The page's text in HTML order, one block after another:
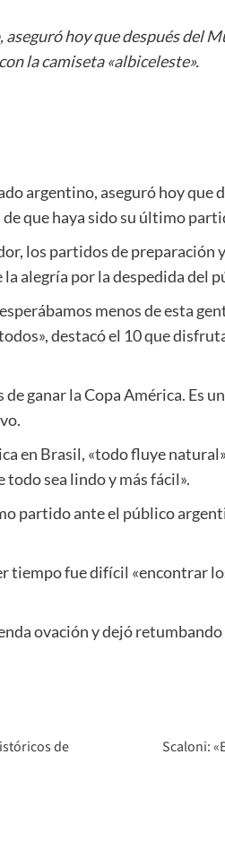
hoy que después del
la camiseta «albiceleste».
argentino, aseguró hoy que
que haya sido su último
los partidos de
la alegría por la despedida del
menos de esta
destacó el 10 que
ganar la Copa América. Es
en Brasil, «todo fluye
todo sea lindo y más fácil».
partido ante el público
fue difícil «encontrar
ovación y dejó
de
Scaloni: